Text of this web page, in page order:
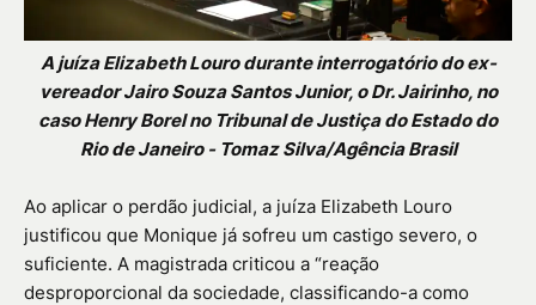
A juíza Elizabeth Louro durante interrogatório do ex-
vereador Jairo Souza Santos Junior, o Dr. Jairinho, no
caso Henry Borel no Tribunal de Justiça do Estado do
Rio de Janeiro - Tomaz Silva/Agência Brasil
Ao aplicar o perdão judicial, a juíza Elizabeth Louro
justificou que Monique já sofreu um castigo severo, o
suficiente. A magistrada criticou a “reação
desproporcional da sociedade, classificando-a como